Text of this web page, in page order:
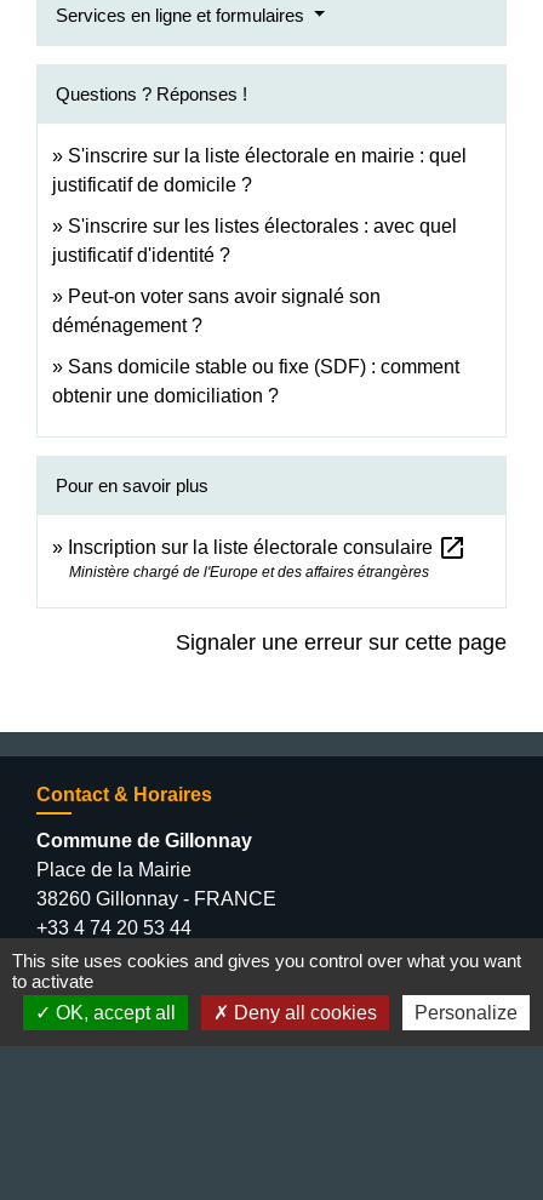
Services en ligne et formulaires
Questions ? Réponses !
S'inscrire sur la liste électorale en mairie : quel
justificatif de domicile ?
S'inscrire sur les listes électorales : avec quel
justificatif d'identité ?
Peut-on voter sans avoir signalé son
déménagement ?
Sans domicile stable ou fixe (SDF) : comment
obtenir une domiciliation ?
Pour en savoir plus
Inscription sur la liste électorale consulaire open_in_new
Ministère chargé de l'Europe et des affaires étrangères
Signaler une erreur sur cette page
Contact & Horaires
Commune de Gillonnay
Place de la Mairie
38260 Gillonnay - FRANCE
+33 4 74 20 53 44
Contact par formulaire
Lundi : 10:00 - 12:00
This site uses cookies and gives you control over what you want
to activate
OK, accept all
Deny all cookies Personalize